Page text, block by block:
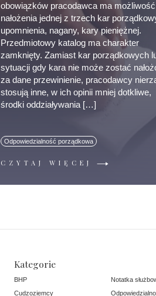
obowiązków pracodawca ma możliwość
nałożenia jednej z trzech kar
upomnienia, nagany, kary pieniężnej.
Przedmiotowy katalog ma charakter
zamknięty. Zamiast kar porządkowych
sytuacji gdy kara nie może zostać
za dane przewinienie, pracodawcy
stosują inne, w ich opinii mniej dotkliwe,
środki oddziaływania […]
Odpowiedzialność porządkowa
CZYTAJ WIĘCEJ
Kategorie
BHP
Cudzoziemcy
Notatka